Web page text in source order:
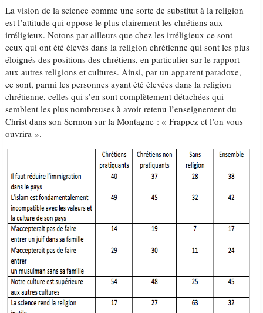
La vision de la science comme une sorte de substitut à la religion
est l’attitude qui oppose le plus clairement les chrétiens aux
irréligieux. Notons par ailleurs que chez les irréligieux ce sont
ceux qui ont été élevés dans la religion chrétienne qui sont les plus
éloignés des positions des chrétiens, en particulier sur le rapport
aux autres religions et cultures. Ainsi, par un apparent paradoxe,
ce sont, parmi les personnes ayant été élevées dans la religion
chrétienne, celles qui s’en sont complètement détachées qui
semblent les plus nombreuses à avoir retenu l’enseignement du
Christ dans son Sermon sur la Montagne : « Frappez et l’on vous
ouvrira ».